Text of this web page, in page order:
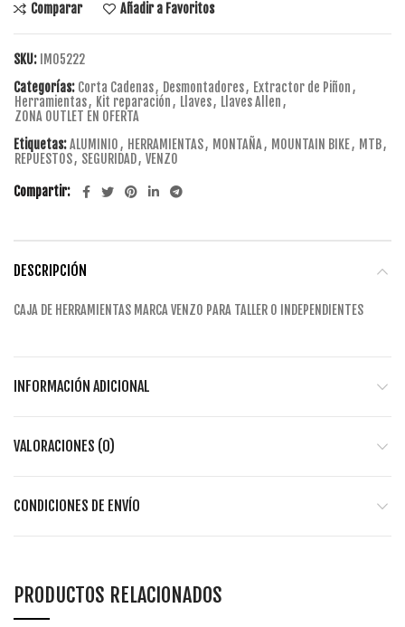
Comparar Añadir a Favoritos
SKU: IM05222
Categorías: Corta Cadenas, Desmontadores, Extractor de Piñon,
Herramientas, Kit reparación, Llaves, Llaves Allen,
ZONA OUTLET EN OFERTA
Etiquetas:ALUMINIO, HERRAMIENTAS, MONTAÑA, MOUNTAIN BIKE, MTB,
REPUESTOS, SEGURIDAD, VENZO
Compartir
DESCRIPCIÓN
CAJA DE HERRAMIENTAS MARCA VENZO PARA TALLER O INDEPENDIENTES
INFORMACIÓN ADICIONAL
VALORACIONES (0)
CONDICIONES DE ENVÍO
PRODUCTOS RELACIONADOS